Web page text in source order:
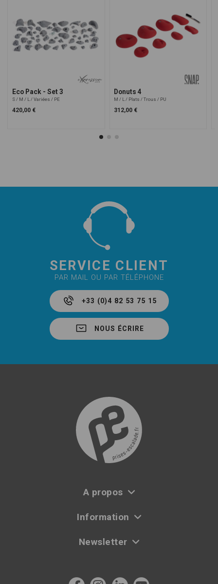
Eco Pack - Set 3
S M L Variées PE
420,00 €
Donuts 4
M L Plats Trous PU
312,00 €
SERVICE CLIENT
PAR MAIL OU PAR TÉLÉPHONE
+33 (0)4 82 53 75 15
NOUS ÉCRIRE
A propos
Information
Newsletter